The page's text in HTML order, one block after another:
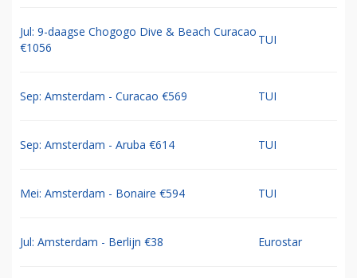
Jul: 9-daagse Chogogo Dive & Beach Curacao
€1056
TUI
Sep: Amsterdam - Curacao €569 TUI
Sep: Amsterdam - Aruba €614 TUI
Mei: Amsterdam - Bonaire €594 TUI
Jul: Amsterdam - Berlijn €38 Eurostar